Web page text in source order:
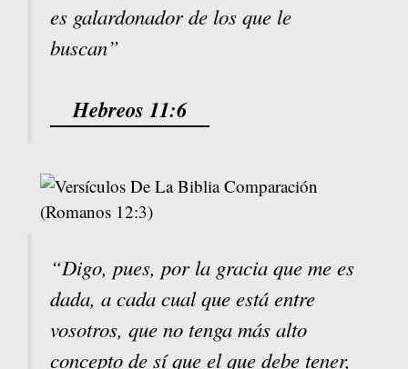
es galardonador de los que le
buscan”
Hebreos 11:6
“Digo, pues, por la gracia que me es
dada, a cada cual que está entre
vosotros, que no tenga más alto
concepto de sí que el que debe tener,